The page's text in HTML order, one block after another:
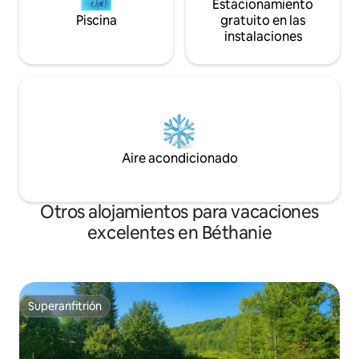
Piscina
Estacionamiento
gratuito en las
instalaciones
Aire acondicionado
Otros alojamientos para vacaciones
excelentes en Béthanie
Superanfitrión
Superanfitrión